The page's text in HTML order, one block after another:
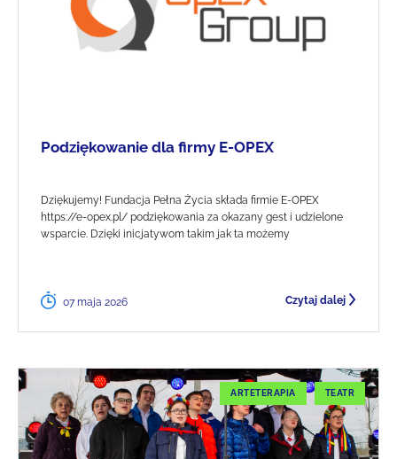
Podziękowanie dla firmy E-OPEX
Dziękujemy! Fundacja Pełna Życia składa firmie E-OPEX
https://e-opex.pl/ podziękowania za okazany gest i udzielone
wsparcie. Dzięki inicjatywom takim jak ta możemy
07 maja 2026 Czytaj dalej
ARTETERAPIA TEATR